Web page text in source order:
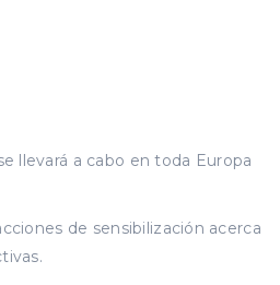
llevará a cabo en toda Europa
de sensibilización acerca